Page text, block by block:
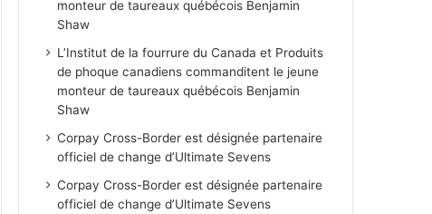
monteur de taureaux québécois Benjamin
Shaw
L’Institut de la fourrure du Canada et Produits
de phoque canadiens commanditent le jeune
monteur de taureaux québécois Benjamin
Shaw
Corpay Cross-Border est désignée partenaire
officiel de change d’Ultimate Sevens
Corpay Cross-Border est désignée partenaire
officiel de change d’Ultimate Sevens